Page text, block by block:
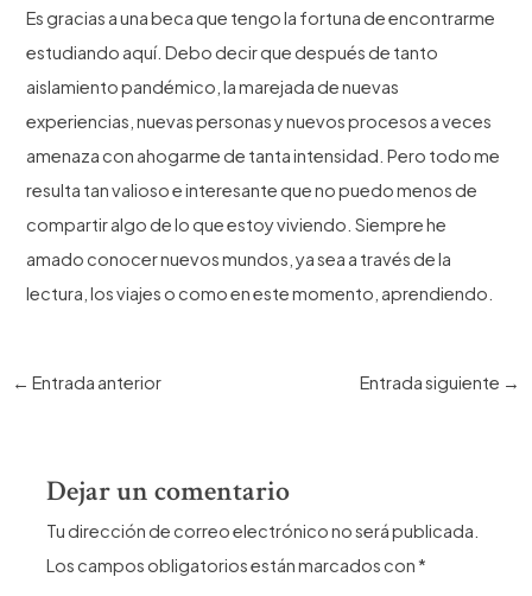
Es gracias a una beca que tengo la fortuna de encontrarme
estudiando aquí. Debo decir que después de tanto
aislamiento pandémico, la marejada de nuevas
experiencias, nuevas personas y nuevos procesos a veces
amenaza con ahogarme de tanta intensidad. Pero todo me
resulta tan valioso e interesante que no puedo menos de
compartir algo de lo que estoy viviendo. Siempre he
amado conocer nuevos mundos, ya sea a través de la
lectura, los viajes o como en este momento, aprendiendo.
Navegación
← Entrada anterior Entrada siguiente →
Dejar un comentario
Tu dirección de correo electrónico no será publicada.
Los campos obligatorios están marcados con*